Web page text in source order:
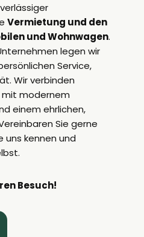
Vermietung und den
und Wohnwagen.
legen wir
Service,
Wir verbinden
mit modernem
einem ehrlichen,
Sie gerne
uns kennen und
Besuch!